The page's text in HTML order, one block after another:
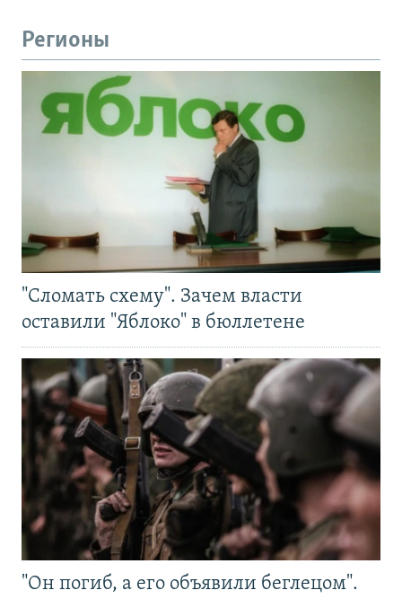
Регионы
"Сломать схему". Зачем власти
оставили "Яблоко" в бюллетене
"Он погиб, а его объявили беглецом".